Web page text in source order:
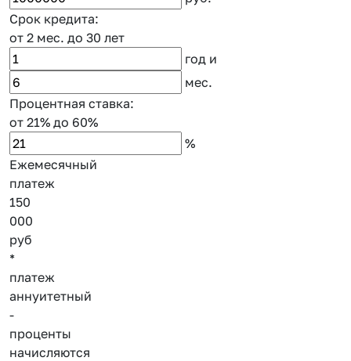
Срок кредита:
от 2 мес. до 30 лет
год и
мес.
Процентная ставка:
от 21% до 60%
%
Ежемесячный
платеж
150
000
руб
*
платеж
аннуитетный
-
проценты
начисляются